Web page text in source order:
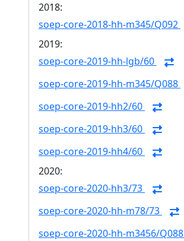
2018:
soep-core-2018-hh-m345/Q092
2019:
soep-core-2019-hh-lgb/60
soep-core-2019-hh-m345/Q088
soep-core-2019-hh2/60
soep-core-2019-hh3/60
soep-core-2019-hh4/60
2020:
soep-core-2020-hh3/73
soep-core-2020-hh-m78/73
soep-core-2020-hh-m3456/Q088